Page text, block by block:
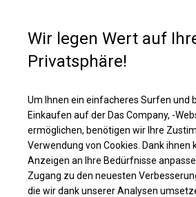
Ganzjährig geöffneter
Wir legen Wert auf
Privatsphäre!
Um Ihnen ein einfacheres Surfen und
Einkaufen auf der Das Company, -
ermöglichen, benötigen wir Ihre
Verwendung von Cookies. Dank ihnen
Anzeigen an Ihre Bedürfnisse
Zugang zu den neuesten
die wir dank unserer Analysen